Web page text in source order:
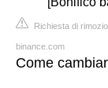
Richiesta di
binance.com
Come